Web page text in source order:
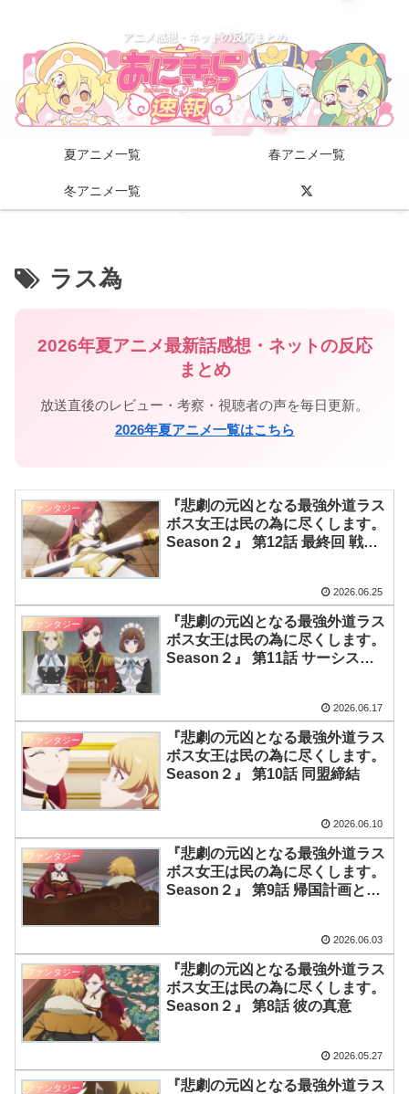
アニメ感想・ネットの反応まとめ
夏アニメ一覧 春アニメ一覧
冬アニメ一覧
ラス為
2026年夏アニメ最新話感想・ネットの反応
まとめ
放送直後のレビュー・考察・視聴者の声を毎日更新。
2026年夏アニメ一覧はこちら
ファンタジー
『悲劇の元凶となる最強外道ラス
ボス女王は民の為に尽くします。
Season２』 第12話 最終回 戦い
2026.06.25
ファンタジー
『悲劇の元凶となる最強外道ラス
ボス女王は民の為に尽くします。
Season２』 第11話 サーシス王
2026.06.17
ファンタジー
『悲劇の元凶となる最強外道ラス
ボス女王は民の為に尽くします。
Season２』 第10話 同盟締結
2026.06.10
ファンタジー
『悲劇の元凶となる最強外道ラス
ボス女王は民の為に尽くします。
Season２』 第9話 帰国計画と危
2026.06.03
ファンタジー
『悲劇の元凶となる最強外道ラス
ボス女王は民の為に尽くします。
Season２』 第8話 彼の真意
2026.05.27
ファンタジー
『悲劇の元凶となる最強外道ラス